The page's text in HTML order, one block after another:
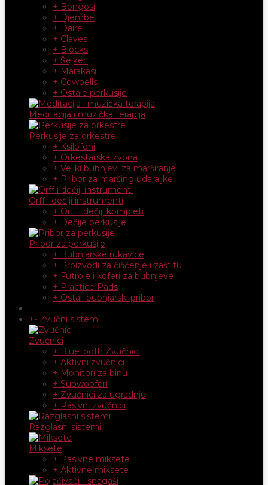
+ Bongosi
+ Djembe
+ Daire
+ Claves
+ Blocks
+ Šejkeri
+ Marakasi
+ Cowbells
+ Ostale perkusije
Meditacija i muzička terapija
Perkusije za orkestre
+ Ksilofoni
+ Orkestarska zvona
+ Veliki bubnjevi za marširanje
+ Pribor za maršing udaraljke
Orff i dečiji instrumenti
+ Orff i dečiji kompleti
+ Dečije perkusije
Pribor za perkusije
+ Bubnjarske rukavice
+ Proizvodi za čišćenje i zaštitu
+ Futrole i koferi za bubnjeve
+ Practice Pads
+ Ostali bubnjarski pribor
+- Zvučni sistemi
Zvučnici
+ Bluetooth Zvučnici
+ Aktivni zvučnici
+ Monitori za binu
+ Subwooferi
+ Zvučnici za ugradnju
+ Pasivni zvučnici
Razglasni sistemi
Miksete
+ Pasivne miksete
+ Aktivne miksete